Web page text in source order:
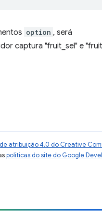
option , será
captura "fruit_sel" e
atribuição 4.0 do Creative
políticas do site do Google